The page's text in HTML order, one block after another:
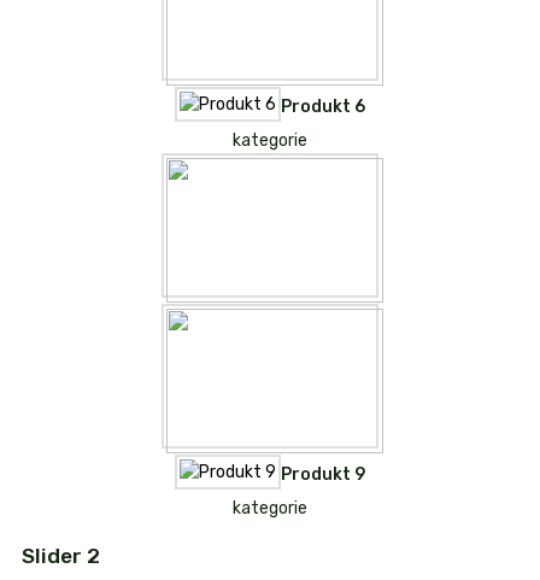
Produkt 6
kategorie
Produkt 9
kategorie
Slider 2